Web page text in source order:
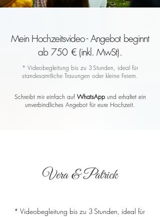
Mein Hochzeitsvideo - Angebot beginnt
ab 750 € (inkl. MwSt).
* Videobegleitung bis zu 3 Stunden, ideal für
standesamtliche Trauungen oder kleine Feiern.
Schreibt mir einfach auf WhatsAppund erhaltet ein
unverbindliches Angebot für eure Hochzeit.
Vera & Patrick
* Videobegleitung bis zu 3 Stunden, ideal für